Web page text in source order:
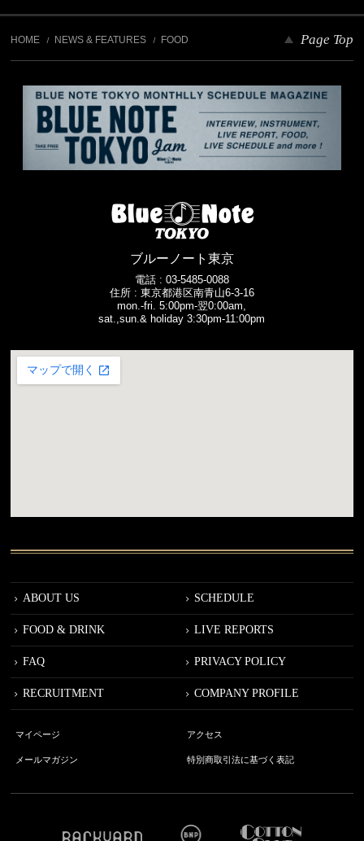
HOME NEWS & FEATURES FOOD Page Top
ブルーノート東京
電話 : 03-5485-0088
住所 : 東京都港区南青山6-3-16
mon.-fri. 5:00pm-翌0:00am,
sat.,sun.& holiday 3:30pm-11:00pm
ABOUT US SCHEDULE
FOOD & DRINK LIVE REPORTS
FAQ PRIVACY POLICY
RECRUITMENT COMPANY PROFILE
マイページ アクセス
メールマガジン 特別商取引法に基づく表記